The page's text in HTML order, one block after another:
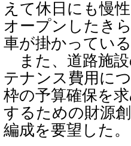
えて休日にも慢
オープンしたき
車が掛かってい
また、道路施設
テナンス費用に
枠の予算確保を
するための財源
編成を要望した。